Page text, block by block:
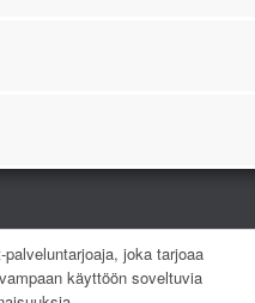
joka tarjoaa
käyttöön soveltuvia